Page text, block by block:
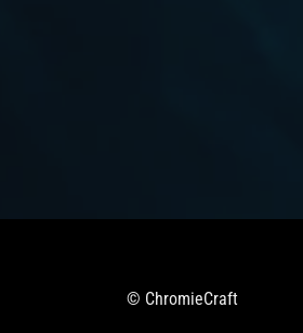
© ChromieCraft